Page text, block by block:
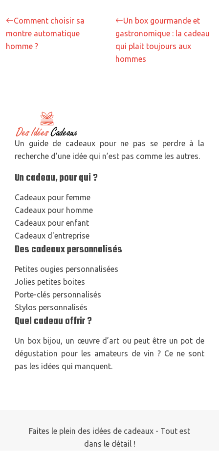
Comment choisir sa
montre automatique
homme ?
Un box gourmande et
gastronomique : la cadeau
qui plait toujours aux
hommes
Un guide de cadeaux pour ne pas se perdre à la
recherche d’une idée qui n’est pas comme les autres.
Un cadeau, pour qui ?
Cadeaux pour femme
Cadeaux pour homme
Cadeaux pour enfant
Cadeaux d'entreprise
Des cadeaux personnalisés
Petites ougies personnalisées
Jolies petites boites
Porte-clés personnalisés
Stylos personnalisés
Quel cadeau offrir ?
Un box bijou, un œuvre d’art ou peut être un pot de
dégustation pour les amateurs de vin ? Ce ne sont
pas les idées qui manquent.
Faites le plein des idées de cadeaux - Tout est
dans le détail !